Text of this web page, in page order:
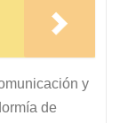
y
de